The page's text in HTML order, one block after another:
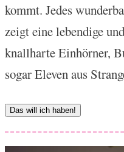
kommt. Jedes
zeigt eine lebendige
knallharte Einhörner,
sogar Eleven aus
Das will ich haben!